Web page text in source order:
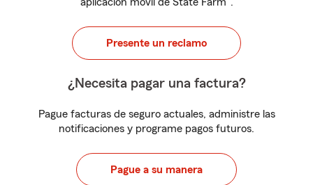
Presente un reclamo
¿Necesita pagar una factura?
Pague facturas de seguro actuales, administre las
notificaciones y programe pagos futuros.
Pague a su manera